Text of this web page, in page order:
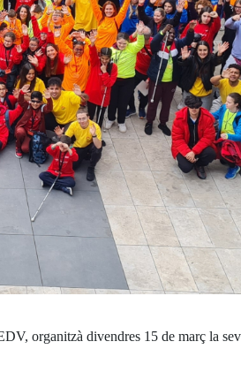
organitzà divendres 15 de març la